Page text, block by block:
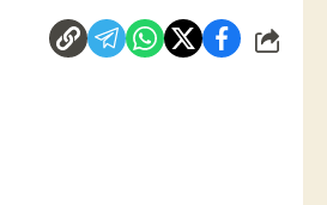
شارك